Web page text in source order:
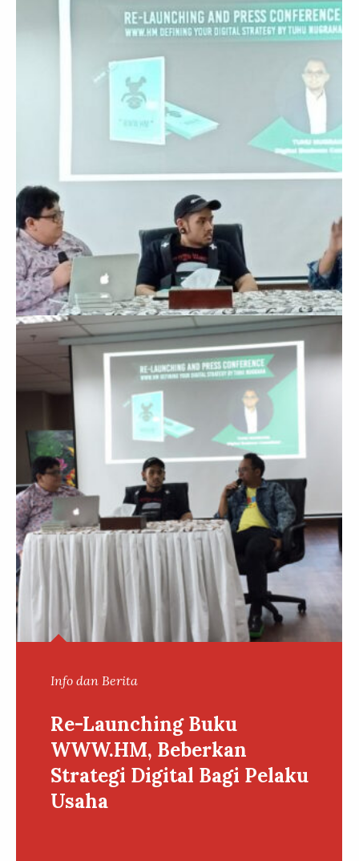
Info dan Berita
Re-Launching Buku
WWW.HM, Beberkan
Strategi Digital Bagi Pelaku
Usaha